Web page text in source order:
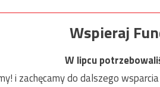
Wspieraj
W lipcu
i zachęcamy do dalszego